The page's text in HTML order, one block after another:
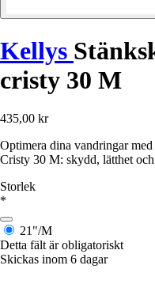
Kellys
cristy 30 M
435,00 kr
Optimera dina vandringar
Cristy 30 M: skydd, lätthet
Storlek
*
21"/M
Detta fält är obligatoriskt
Skickas inom 6 dagar